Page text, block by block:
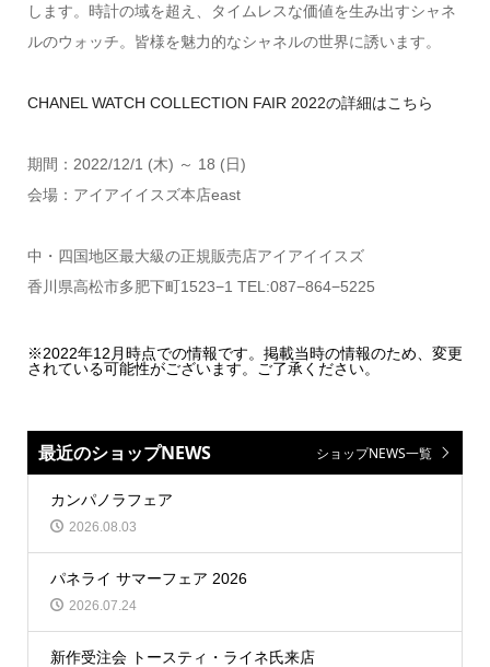
します。時計の域を超え、タイムレスな価値を生み出すシャネ
ルのウォッチ。皆様を魅力的なシャネルの世界に誘います。
CHANEL WATCH COLLECTION FAIR 2022の詳細はこちら
期間：2022/12/1 (木) ～ 18 (日)
会場：アイアイイスズ本店east
中・四国地区最大級の正規販売店アイアイイスズ
香川県高松市多肥下町1523−1 TEL:087−864−5225
※2022年12月時点での情報です。掲載当時の情報のため、変更
されている可能性がございます。ご了承ください。
最近のショップNEWS ショップNEWS一覧
カンパノラフェア
2026.08.03
パネライ サマーフェア 2026
2026.07.24
新作受注会 トースティ・ライネ氏来店